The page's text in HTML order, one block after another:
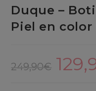
Duque –
Piel en color
249,90€
El
precio
original